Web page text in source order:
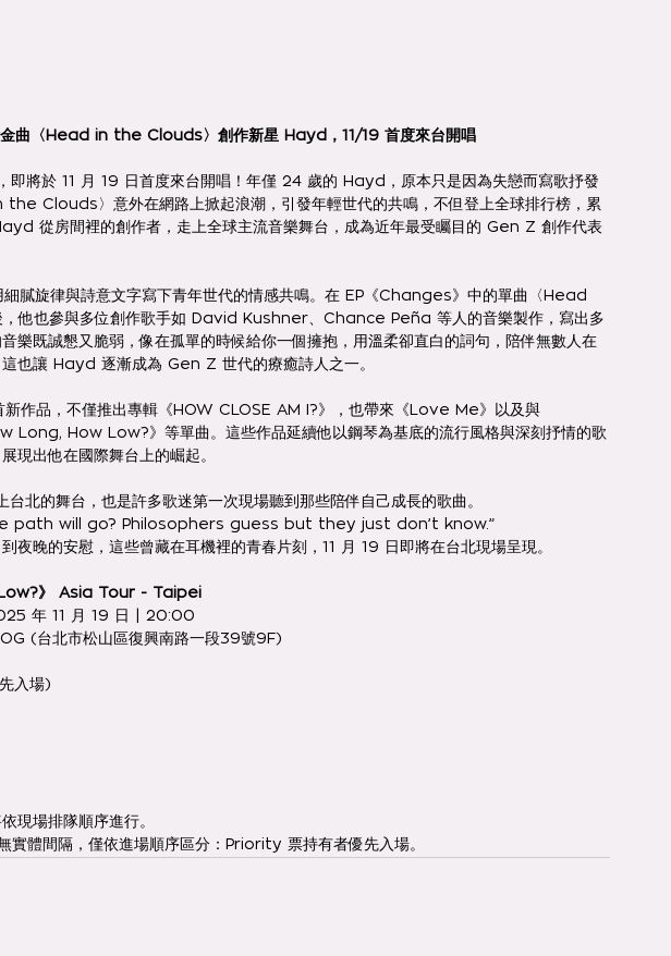
金曲〈Head in the Clouds〉創作新星 Hayd，11/19 首度來台開唱
將於 11 月 19 日首度來台開唱！年僅 24 歲的 Hayd，原本只是因為失戀而寫歌抒發
Clouds〉意外在網路上掀起浪潮，引發年輕世代的共鳴，不但登上全球排行榜，累
從房間裡的創作者，走上全球主流音樂舞台，成為近年最受矚目的 Gen Z 創作代表
膩旋律與詩意文字寫下青年世代的情感共鳴。在 EP《Changes》中的單曲〈Head
他也參與多位創作歌手如 David Kushner、Chance Peña 等人的音樂製作，寫出多
樂既誠懇又脆弱，像在孤單的時候給你一個擁抱，用溫柔卻直白的詞句，陪伴無數人在
也讓 Hayd 逐漸成為 Gen Z 世代的療癒詩人之一。
作品，不僅推出專輯《HOW CLOSE AM I?》，也帶來《Love Me》以及與
How Low?》等單曲。這些作品延續他以鋼琴為基底的流行風格與深刻抒情的歌
現出他在國際舞台上的崛起。
北的舞台，也是許多歌迷第一次現場聽到那些陪伴自己成長的歌曲。
path will go? Philosophers guess but they just don’t know.”
夜晚的安慰，這些曾藏在耳機裡的青春片刻，11 月 19 日即將在台北現場呈現。
》 Asia Tour - Taipei
年 11 月 19 日 | 20:00
(台北市松山區復興南路一段39號9F)
入場)
現場排隊順序進行。
體間隔，僅依進場順序區分：Priority 票持有者優先入場。